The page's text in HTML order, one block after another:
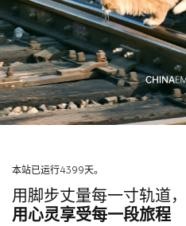
本站已运行4399天。
用脚步丈量每一寸轨道，
用心灵享受每一段旅程